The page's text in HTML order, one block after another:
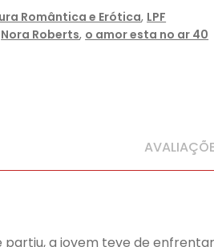
Romântica e Erótica, LPF
Nora Roberts, o amor esta no ar 40
partiu, a jovem teve de